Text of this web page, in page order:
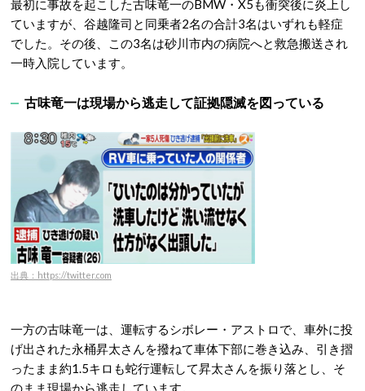
最初に事故を起こした古味竜一のBMW・X5も衝突後に炎上し
ていますが、谷越隆司と同乗者2名の合計3名はいずれも軽症
でした。その後、この3名は砂川市内の病院へと救急搬送され
一時入院しています。
古味竜一は現場から逃走して証拠隠滅を図っている
出典：https://twitter.com
一方の古味竜一は、運転するシボレー・アストロで、車外に投
げ出された永桶昇太さんを撥ねて車体下部に巻き込み、引き摺
ったまま約1.5キロも蛇行運転して昇太さんを振り落とし、そ
のまま現場から逃走しています。